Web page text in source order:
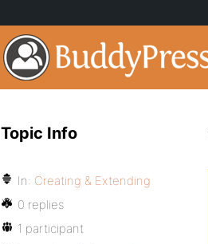
Topic Info
In: Creating & Extending
0 replies
1 participant